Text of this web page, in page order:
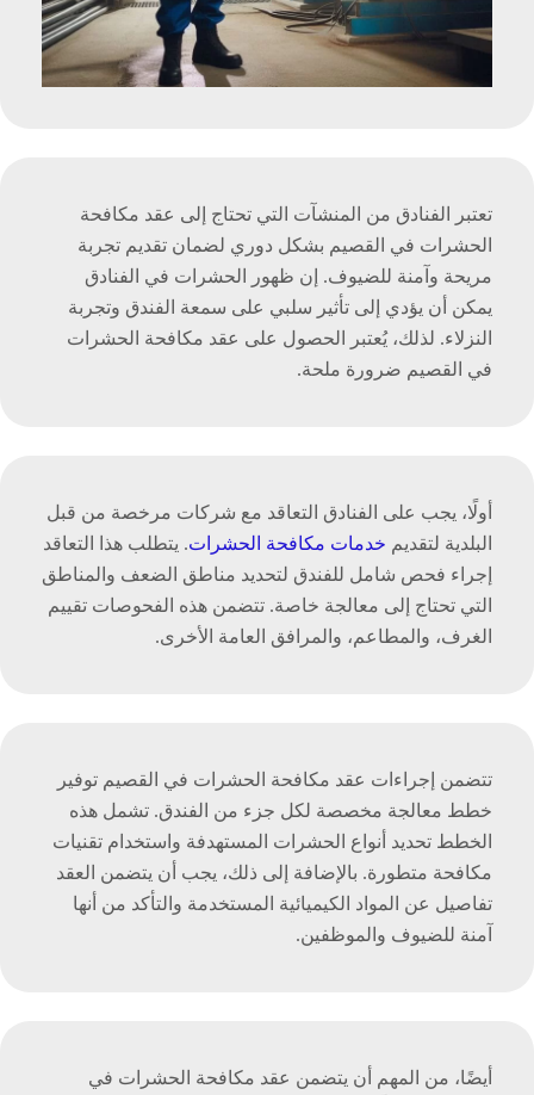
تعتبر الفنادق من المنشآت التي تحتاج إلى عقد مكافحة
الحشرات في القصيم بشكل دوري لضمان تقديم تجربة
مريحة وآمنة للضيوف. إن ظهور الحشرات في الفنادق
يمكن أن يؤدي إلى تأثير سلبي على سمعة الفندق وتجربة
النزلاء. لذلك، يُعتبر الحصول على عقد مكافحة الحشرات
في القصيم ضرورة ملحة.
أولًا، يجب على الفنادق التعاقد مع شركات مرخصة من قبل
البلدية لتقديم خدمات مكافحة الحشرات. يتطلب هذا التعاقد
إجراء فحص شامل للفندق لتحديد مناطق الضعف والمناطق
التي تحتاج إلى معالجة خاصة. تتضمن هذه الفحوصات تقييم
الغرف، والمطاعم، والمرافق العامة الأخرى.
تتضمن إجراءات عقد مكافحة الحشرات في القصيم توفير
خطط معالجة مخصصة لكل جزء من الفندق. تشمل هذه
الخطط تحديد أنواع الحشرات المستهدفة واستخدام تقنيات
مكافحة متطورة. بالإضافة إلى ذلك، يجب أن يتضمن العقد
تفاصيل عن المواد الكيميائية المستخدمة والتأكد من أنها
آمنة للضيوف والموظفين.
أيضًا، من المهم أن يتضمن عقد مكافحة الحشرات في